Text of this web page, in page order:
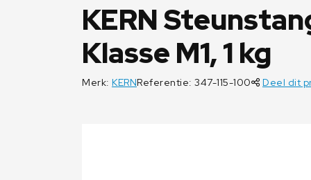
KERN
Klasse M1, 1 kg
Merk: KERNReferentie: 347-115-100 Deel dit